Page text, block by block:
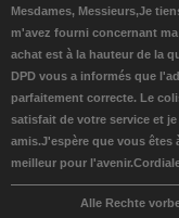
Mesdames, Messieurs,Je
m'avez fourni concernant
achat est à la hauteur de la
DPD vous a informés que
parfaitement correcte. Le
satisfait de votre service et
amis.J'espère que vous
meilleur pour
Alle Rechte